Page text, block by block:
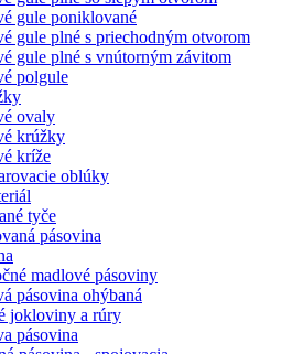
gule poniklované
gule plné s priechodným otvorom
gule plné s vnútorným závitom
polgule
ovaly
krúžky
kríže
oblúky
tyče
pásovina
madlové pásoviny
pásovina ohýbaná
jokloviny a rúry
pásovina